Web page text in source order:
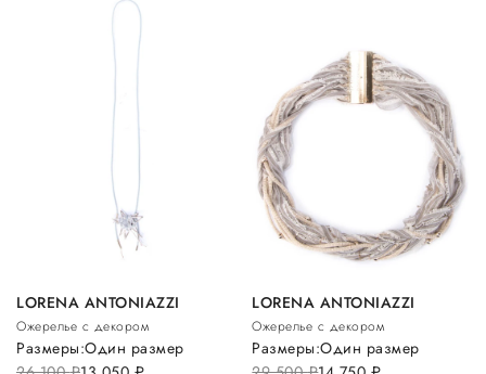
LORENA ANTONIAZZI
Ожерелье с декором
Размеры:Один размер
LORENA ANTONIAZZI
Ожерелье с декором
Размеры:Один размер